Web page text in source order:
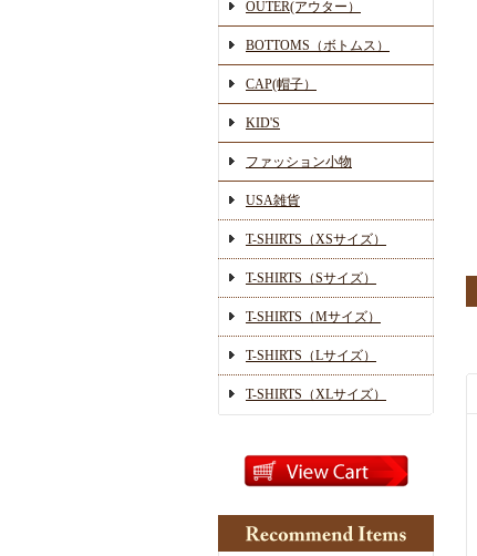
OUTER(アウター）
BOTTOMS（ボトムス）
CAP(帽子）
KID'S
ファッション小物
USA雑貨
T-SHIRTS（XSサイズ）
T-SHIRTS（Sサイズ）
T-SHIRTS（Mサイズ）
T-SHIRTS（Lサイズ）
T-SHIRTS（XLサイズ）